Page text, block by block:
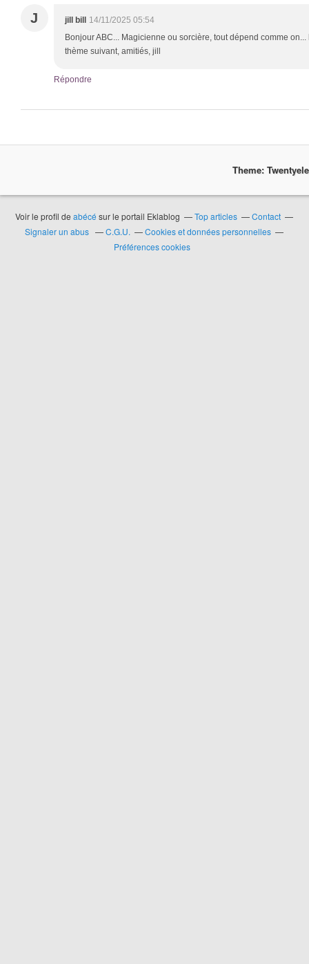
J jill bill
14/11/2025 05:54
Bonjour ABC... Magicienne ou sorcière, tout dépend comme
thème suivant, amitiés, jill
Répondre
Theme:
Voir le profil deabécé sur le portail Eklablog Top articles
Contact
Signaler un abus
C.G.U.
Cookies et données personnelles
Préférences cookies